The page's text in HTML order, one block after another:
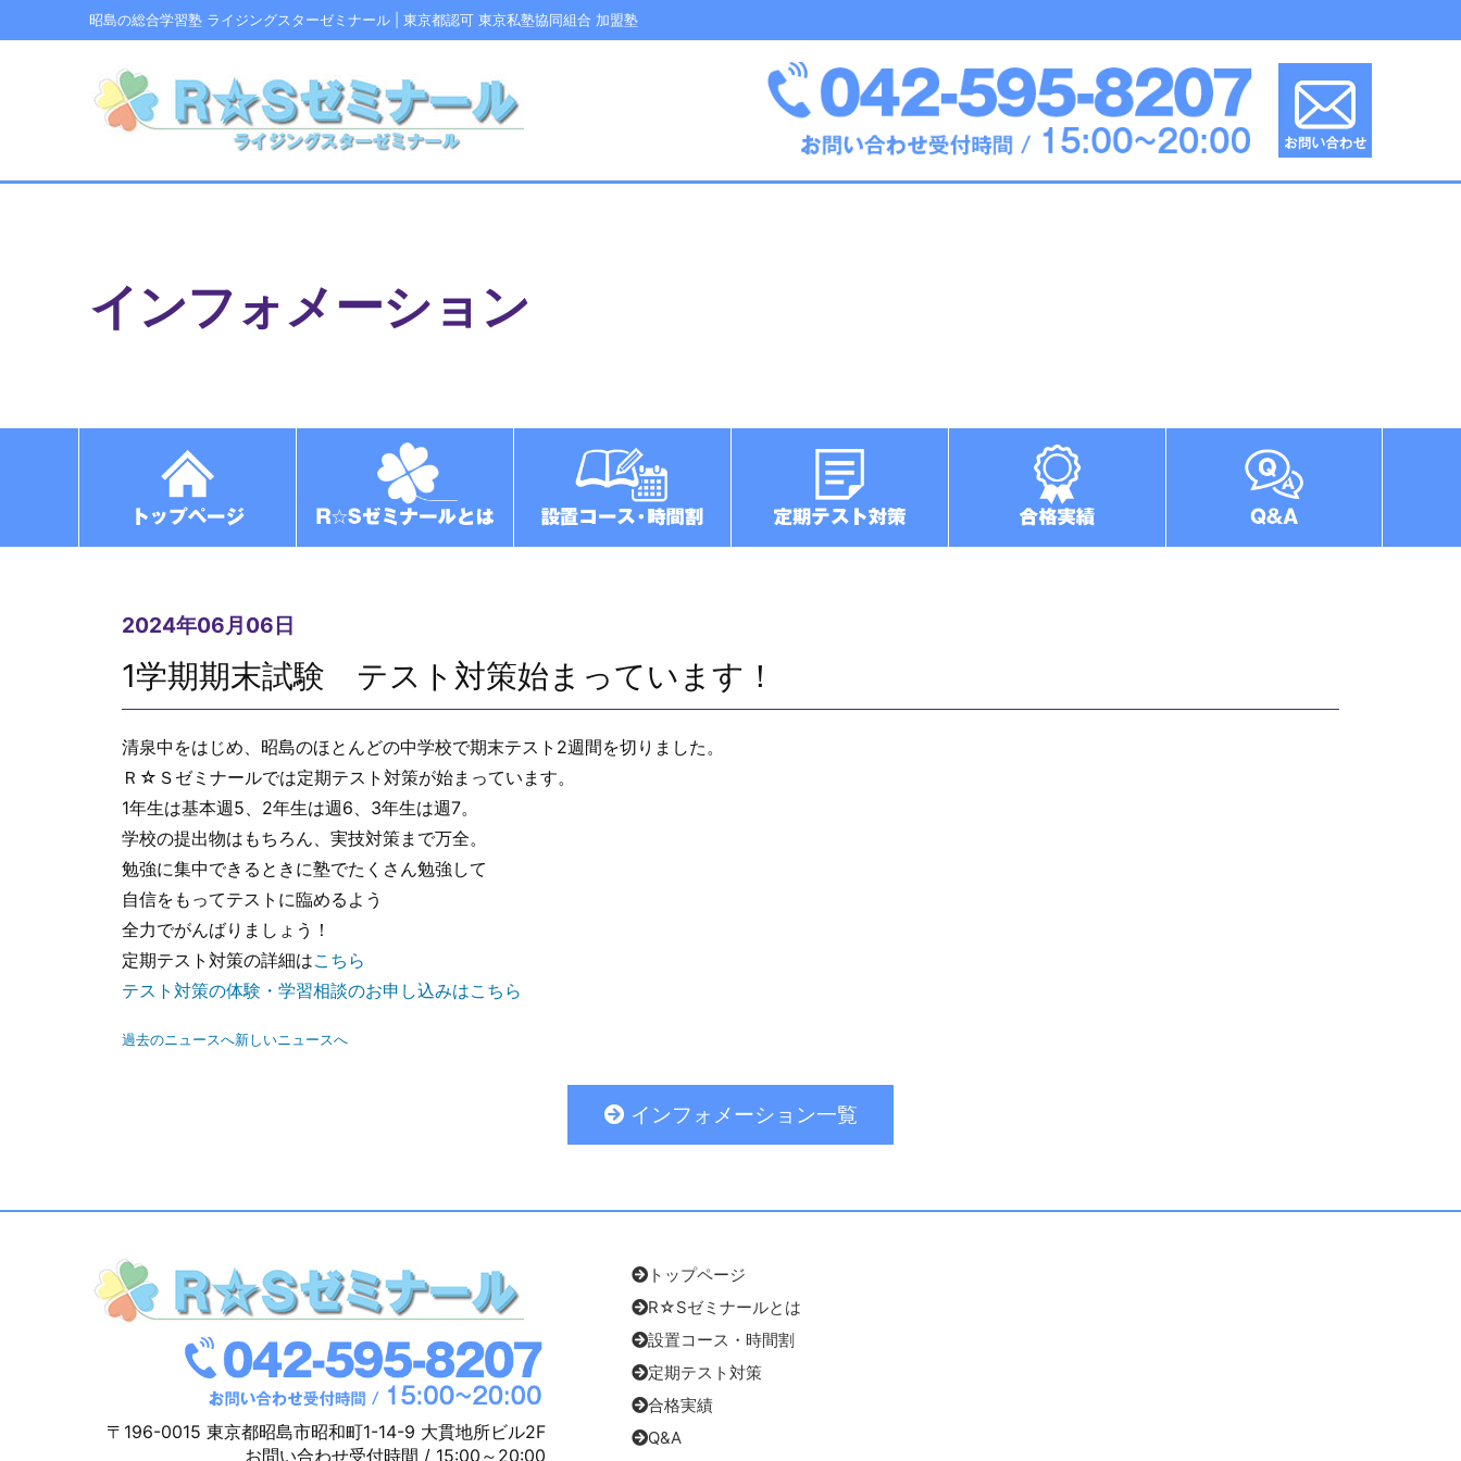
昭島の総合学習塾 ライジングスターゼミナール | 東京都認可 東京私塾協同組合 加盟塾
インフォメーション
2024年06月06日
1学期期末試験 テスト対策始まっています！
清泉中をはじめ、昭島のほとんどの中学校で期末テスト2週間を切りました。
Ｒ☆Ｓゼミナールでは定期テスト対策が始まっています。
1年生は基本週5、2年生は週6、3年生は週7。
学校の提出物はもちろん、実技対策まで万全。
勉強に集中できるときに塾でたくさん勉強して
自信をもってテストに臨めるよう
全力でがんばりましょう！
定期テスト対策の詳細はこちら
テスト対策の体験・学習相談のお申し込みはこちら
過去のニュースへ新しいニュースへ
インフォメーション一覧
〒196-0015 東京都昭島市昭和町1-14-9 大貫地所ビル2F
お問い合わせ受付時間 / 15:00～20:00
トップページ
R☆Sゼミナールとは
設置コース・時間割
定期テスト対策
合格実績
Q&A